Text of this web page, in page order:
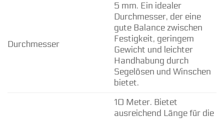
Durchmesser
5 mm. Ein idealer
Durchmesser, der eine
gute Balance zwischen
Festigkeit, geringem
Gewicht und leichter
Handhabung durch
Segelösen und Winschen
bietet.
10 Meter. Bietet
ausreichend Länge für die